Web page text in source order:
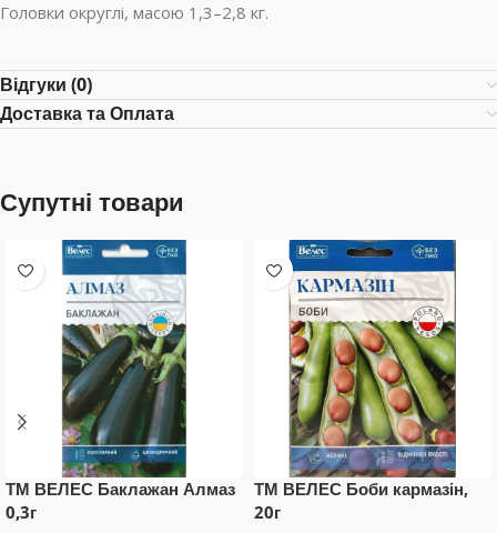
Головки округлі, масою 1,3–2,8 кг.
Відгуки (0)
Доставка та Оплата
Супутні товари
ТМ ВЕЛЕС Баклажан Алмаз
0,3г
ТМ ВЕЛЕС Боби кармазін,
20г